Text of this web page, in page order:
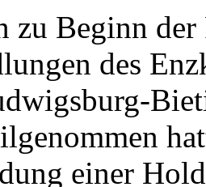
zu Beginn
des
einer